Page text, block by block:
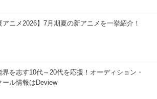
アニメ2026】7月期夏の新アニメを一挙紹介！
界を志す10代～20代を応援！オーディション・
ール情報はDeview